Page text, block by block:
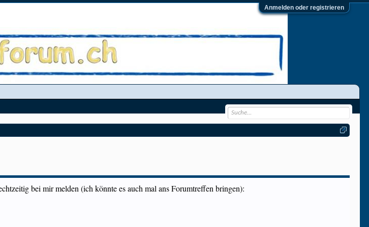
Anmelden oder registrieren
bei mir melden (ich könnte es auch mal ans Forumtreffen bringen):